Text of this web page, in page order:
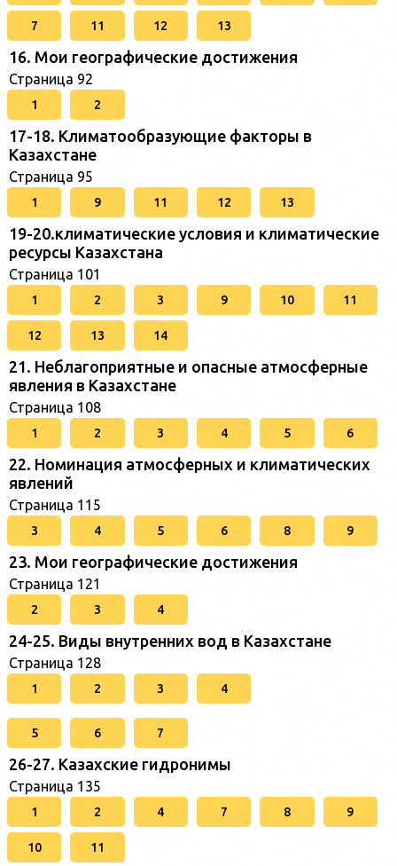
7 11 12 13
16. Мои географические достижения
Страница 92
1 2
17-18. Климатообразующие факторы в
Казахстане
Страница 95
1 9 11 12 13
19-20.климатические условия и климатические
ресурсы Казахстана
Страница 101
1 2 3 9 10 11
12 13 14
21. Неблагоприятные и опасные атмосферные
явления в Казахстане
Страница 108
1 2 3 4 5 6
22. Номинация атмосферных и климатических
явлений
Страница 115
3 4 5 6 8 9
23. Мои географические достижения
Страница 121
2 3 4
24-25. Виды внутренних вод в Казахстане
Страница 128
1 2 3 4
5 6 7
26-27. Казахские гидронимы
Страница 135
1 2 4 7 8 9
10 11